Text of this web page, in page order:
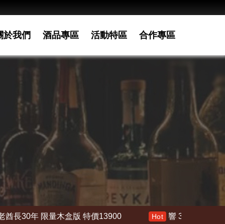
於我們 酒品專區 活動特區 合作專區
特價13900 Hot 響 30年 特價 178000